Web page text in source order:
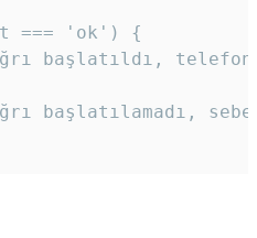
=== 'ok') {
başlatıldı,
başlatılamadı,